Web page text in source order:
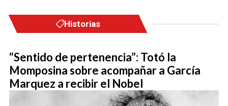
Historias
“Sentido de pertenencia”: Totó la
Momposina sobre acompañar a García
Marquez a recibir el Nobel